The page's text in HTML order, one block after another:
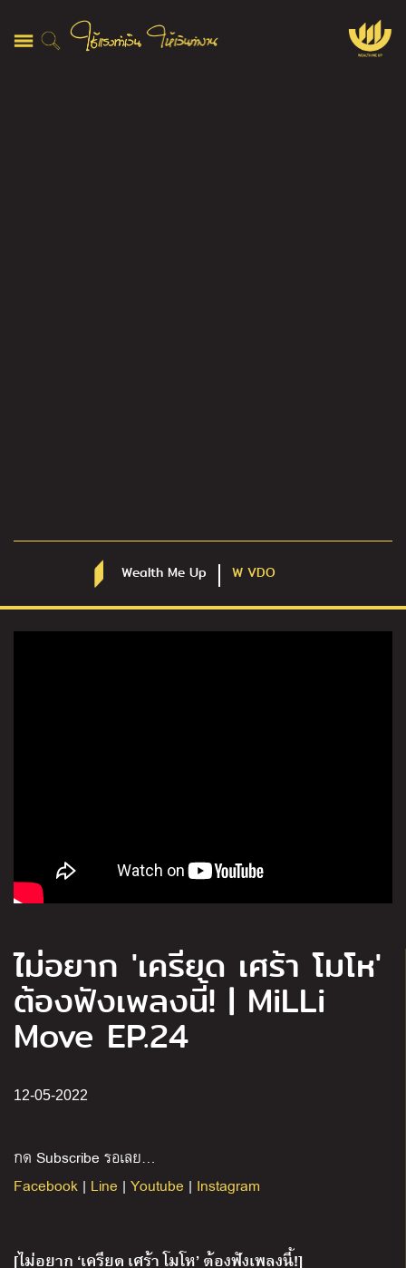
Wealth Me Up W VDO
ไม่อยาก 'เครียด เศร้า โมโห'
ต้องฟังเพลงนี้! | MiLLi
Move EP.24
12-05-2022
กด Subscribe รอเลย…
Facebook | Line | Youtube | Instagram
[ไม่อยาก ‘เครียด เศร้า โมโห’ ต้องฟังเพลงนี้!]